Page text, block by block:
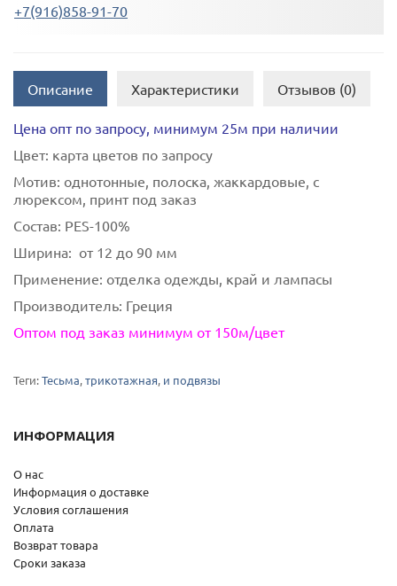
+7(916)858-91-70
Описание Характеристики Отзывов (0)
Цена опт по запросу, минимум 25м при наличии
Цвет: карта цветов по запросу
Мотив: однотонные, полоска, жаккардовые, с
люрексом, принт под заказ
Состав: РES-100%
Ширина: от 12 до 90 мм
Применение: отделка одежды, край и лампасы
Производитель: Греция
Оптом под заказ минимум от 150м/цвет
Теги:Тесьма,трикотажная, и подвязы
ИНФОРМАЦИЯ
О нас
Информация о доставке
Условия соглашения
Оплата
Возврат товара
Сроки заказа